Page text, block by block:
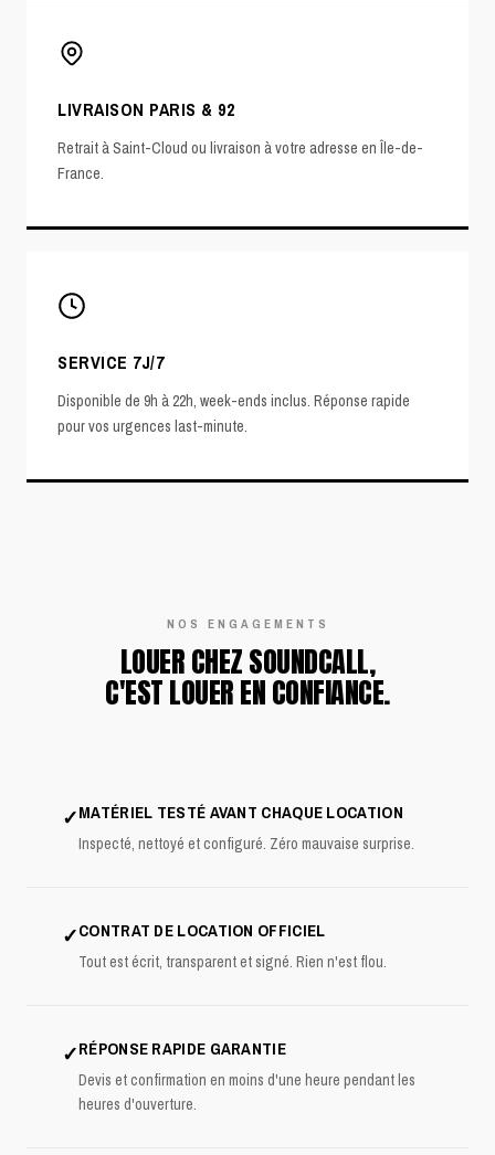
LIVRAISON PARIS & 92
Retrait à Saint-Cloud ou livraison à votre adresse en Île-de-
France.
SERVICE 7J/7
Disponible de 9h à 22h, week-ends inclus. Réponse rapide
pour vos urgences last-minute.
NOS ENGAGEMENTS
LOUER CHEZ SOUNDCALL,
C'EST LOUER EN CONFIANCE.
✓MATÉRIEL TESTÉ AVANT CHAQUE LOCATION
Inspecté, nettoyé et configuré. Zéro mauvaise surprise.
✓CONTRAT DE LOCATION OFFICIEL
Tout est écrit, transparent et signé. Rien n'est flou.
✓RÉPONSE RAPIDE GARANTIE
Devis et confirmation en moins d'une heure pendant les
heures d'ouverture.